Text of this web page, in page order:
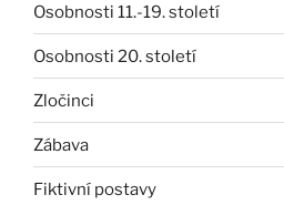
Osobnosti 11.-19. století
Osobnosti 20. století
Zločinci
Zábava
Fiktivní postavy